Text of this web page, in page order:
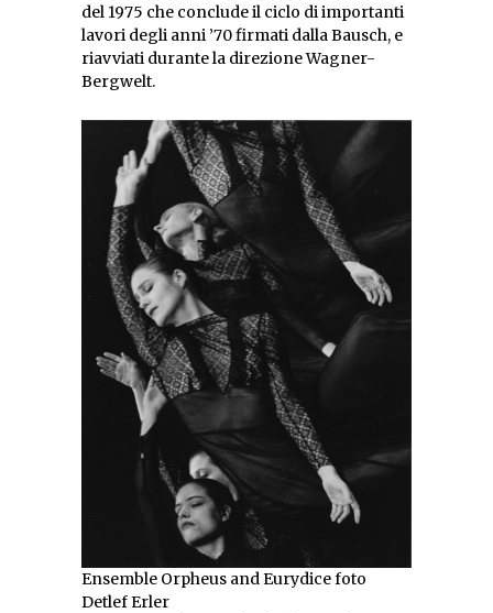
del 1975 che conclude il ciclo di importanti
lavori degli anni ’70 firmati dalla Bausch, e
riavviati durante la direzione Wagner-
Bergwelt.
Ensemble Orpheus and Eurydice foto
Detlef Erler